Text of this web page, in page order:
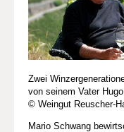
Zwei
von seinem Vater
© Weingut Reuscher-
Mario Schwang